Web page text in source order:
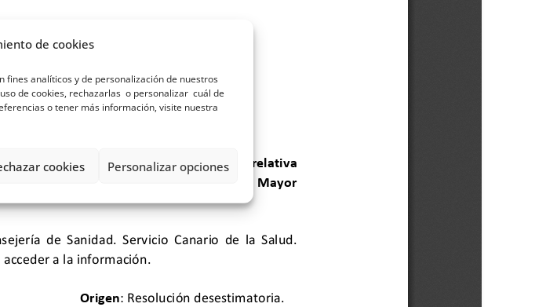
de cookies
fines analíticos y de personalización de nuestros
de cookies, rechazarlas o personalizar cuál de
o tener más información, visite nuestra
cookies Personalizar opciones